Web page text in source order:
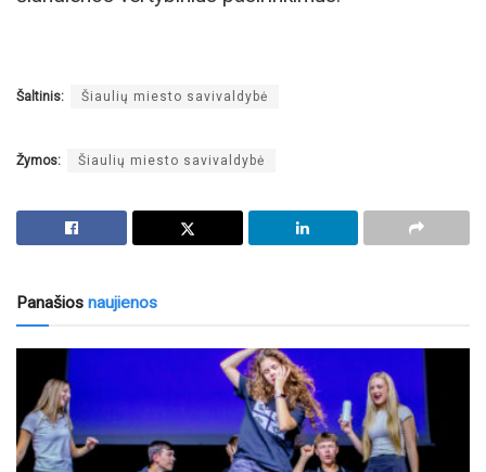
Šaltinis: Šiaulių miesto savivaldybė
Žymos: Šiaulių miesto savivaldybė
Panašios naujienos